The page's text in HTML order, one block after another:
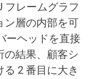
フレームグラフ
ン層の内部を可
ーヘッドを直接
の結果、顧客シ
2 番目に大き